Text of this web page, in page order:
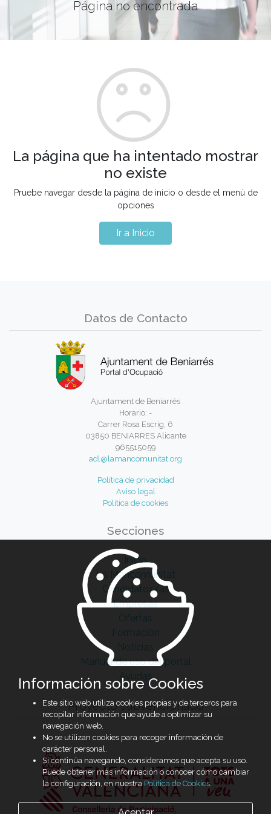
Página no encontrada
La página que ha intentado mostrar
no existe
Pruebe navegar desde la página de inicio o desde el menú de
opciones
Ir a Inicio
Datos de Contacto
Ajuntament de Beniarrés
Horario: -
Carrer Rosa Escrig, 6
03850 BENIARRES Alicante
965515059
adl@lamancomunitat.org
Política de privacidad
Aviso legal
Política de cookies
Secciones
Inicio
La Mancomunitat
Candidatos/as
Empresas
Ofertas
Formación
Noticias
Manual de uso del portal
Ayudas
Proyecto subvencionado
Información sobre Cookies
Este sitio web utiliza cookies propias y de terceros para
recopilar información que ayude a optimizar su
navegación web.
No se utilizan cookies para recoger información de
carácter personal.
Si continúa navegando, consideramos que acepta su uso.
Puede obtener más información o conocer cómo cambiar
la configuración, en nuestra Política de Cookies.